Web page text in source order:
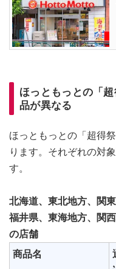
ほっともっとの「
品が異なる
ほっともっとの「超得
ります。それぞれの対
す。
北海道、東北地方、関
福井県、東海地方、関
の店舗
商品名